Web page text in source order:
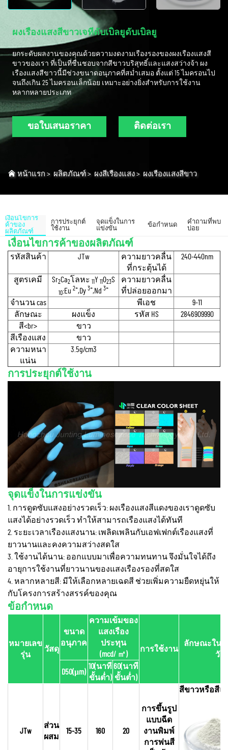
ผงเรืองแสงสีขาวเจทีดับเบิลยูดับเบิลยู
ยกระดับผลงานของคุณด้วยความงดงามเรืองรองของผงเรืองแสงสี
ขาวของเรา ที่เป็นที่ชื่นชอบจากสีขาวบริสุทธิ์และแสงสว่างจ้า ผง
เรืองแสงสีขาวนี้มีช่วงขนาดอนุภาคที่สม่ำเสมอ ตั้งแต่ 15 ไมครอนไป
จนถึงเกิน 25 ไมครอนเล็กน้อย เหมาะอย่างยิ่งสำหรับการใช้งาน
หลากหลายประเภท
ขอใบเสนอราคา ติดต่อเรา
หน้าแรก > ผลิตภัณฑ์ > ผงสีเรืองแสง > ผงเรืองแสงสีขาว
เงื่อนไขการ
ค้าของ
ผลิตภัณฑ์
การประยุกต์
ใช้งาน
จุดแข็งในการ
แข่งขัน
ข้อกำหนด
คำถามที่พบ
บ่อย
เงื่อนไขการค้าของผลิตภัณฑ์
รหัสสินค้า JTw
ความยาวคลื่น
ที่กระตุ้นได้
240-440nm
สูตรเคมี Sr2Ca2โลหะ 11Y 11023S
10:Eu 2+,Dy 3+,Nd 3+
ความยาวคลื่น
ที่ปล่อยออกมา
จํานวน cas
พีเอช
9-11
ลักษณะ
ผงแข็ง รหัส HS
2846909990
สี<br>
ขาว
สีเรืองแสง
ขาว
ความหนา
แน่น
3.5g/cm3
การประยุกต์ใช้งาน
จุดแข็งในการแข่งขัน
1. การดูดซับแสงอย่างรวดเร็ว: ผงเรืองแสงสีแดงของเราดูดซับ
แสงได้อย่างรวดเร็ว ทำให้สามารถเรืองแสงได้ทันที
2. ระยะเวลาเรืองแสงนาน: เพลิดเพลินกับเอฟเฟกต์เรืองแสงที่
ยาวนานและคงความสว่างสดใส
3. ใช้งานได้นาน: ออกแบบมาเพื่อความทนทาน จึงมั่นใจได้ถึง
อายุการใช้งานที่ยาวนานของแสงเรืองรองที่สดใส
4. หลากหลายสี: มีให้เลือกหลายเฉดสี ช่วยเพิ่มความยืดหยุ่นให้
กับโครงการสร้างสรรค์ของคุณ
ข้อกำหนด
หมายเลข
รุ่น
วัสดุ
ขนาด
อนุภาค
ความเข้มของ
แสงเรือง
ประทุน
(mcd/ ㎡)
การใช้งาน
ลักษณะในเ
วัน
D50(μm)
10(นาที
ขั้นต่ำ)
60(นาที
ขั้นต่ำ)
JTw
ส่วน
ผสม
15-35 160 20
การขึ้นรูป
แบบฉีด
งานพิมพ์
การพ่นสี
สีขาวหรือสีแ